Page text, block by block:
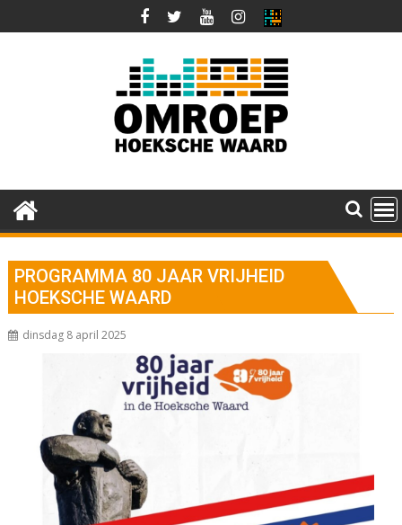
naar
PROGRAMMA 80 JAAR VRIJHEID
HOEKSCHE WAARD
dinsdag 8 april 2025